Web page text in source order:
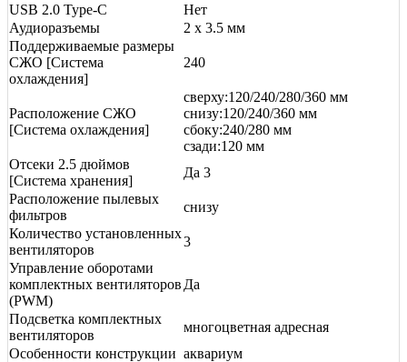
USB 2.0 Type-С
Нет
Аудиоразъемы
2 x 3.5 мм
Поддерживаемые размеры
СЖО [Система
охлаждения]
240
Расположение СЖО
[Система охлаждения]
сверху:120/240/280/360 мм
снизу:120/240/360 мм
сбоку:240/280 мм
сзади:120 мм
Отсеки 2.5 дюймов
[Система хранения]
Да 3
Расположение пылевых
фильтров
снизу
Количество установленных
вентиляторов
3
Управление оборотами
комплектных вентиляторов
(PWM)
Да
Подсветка комплектных
вентиляторов
многоцветная адресная
Особенности конструкции аквариум